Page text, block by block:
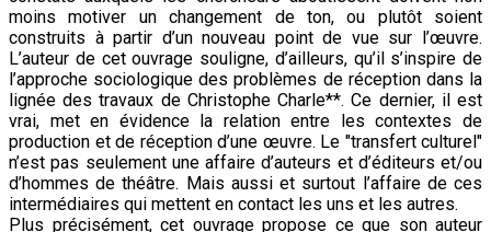
moins motiver un changement de ton, ou plutôt soient
construits à partir d’un nouveau point de vue sur l’œuvre.
L’auteur de cet ouvrage souligne, d’ailleurs, qu’il s’inspire de
l’approche sociologique des problèmes de réception dans la
lignée des travaux de Christophe Charle**. Ce dernier, il est
vrai, met en évidence la relation entre les contextes de
production et de réception d’une œuvre. Le "transfert culturel"
n’est pas seulement une affaire d’auteurs et d’éditeurs et/ou
d’hommes de théâtre. Mais aussi et surtout l’affaire de ces
intermédiaires qui mettent en contact les uns et les autres.
Plus précisément, cet ouvrage propose ce que son auteur